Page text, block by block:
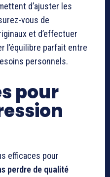
d’ajuster les
vous de
et d’effectuer
l’équilibre parfait entre
personnels.
pour
efficaces pour
perdre de qualité